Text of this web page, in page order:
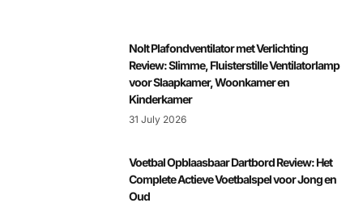
Nolt Plafondventilator met Verlichting
Review: Slimme, Fluisterstille Ventilatorlamp
voor Slaapkamer, Woonkamer en
Kinderkamer
31 July 2026
Voetbal Opblaasbaar Dartbord Review: Het
Complete Actieve Voetbalspel voor Jong en
Oud